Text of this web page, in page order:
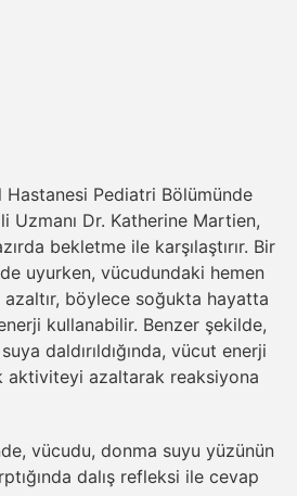
Hastanesi Pediatri Bölümünde
Uzmanı Dr. Katherine Martien,
bekletme ile karşılaştırır. Bir
uyurken, vücudundaki hemen
böylece soğukta hayatta
kullanabilir. Benzer şekilde,
daldırıldığında, vücut enerji
aktiviteyi azaltarak reaksiyona
vücudu, donma suyu yüzünün
dalış refleksi ile cevap